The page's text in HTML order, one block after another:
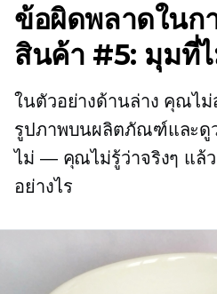
ข้อผิดพลาดในก
สินค้า #5: มุมที่
ในตัวอย่างด้านล่าง คุณไม่
รูปภาพบนผลิตภัณฑ์และดู
ไม่ — คุณไม่รู้ว่าจริงๆ แล้
อย่างไร